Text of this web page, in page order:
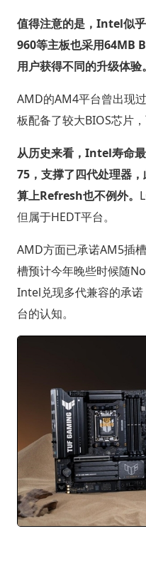
值得注意的是，Intel似
960等主板也采用64MB
用户获得不同的升级体验。
AMD的AM4平台曾出现
板配备了较大BIOS芯片
从历史来看，Intel寿命
75，支撑了四代处理器
算上Refresh也不例外。
但属于HEDT平台。
AMD方面已承诺AM5插
槽预计今年晚些时候随
Intel兑现多代兼容的承
台的认知。